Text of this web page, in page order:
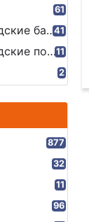
61
Производственно-складские базы41
Производственно-складские помещения11
2
877
32
11
96